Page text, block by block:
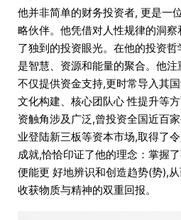
他并非简单的财务投资者, 更是一
略伙伴。他凭借对人性规律的洞
了独到的投资眼光。在他的投资
是智慧、资源和能量的聚合。他
不仅提供资金支持,更时常导入其
文化构建、核心团队心 性提升等
资触角涉及广泛,曾投资全国近百
业登陆新三板等资本市场,取得了
成就,恰恰印证了他的理念：掌握
便能更 好地辨识和创造趋势(势),
收获物质与精神的双重回报。